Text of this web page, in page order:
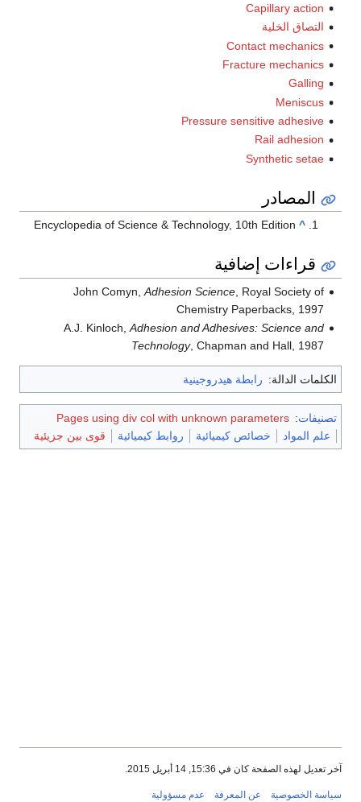
Capillary action
التصاق الخلية
Contact mechanics
Fracture mechanics
Galling
Meniscus
Pressure sensitive adhesive
Rail adhesion
Synthetic setae
المصادر
^
Encyclopedia of Science & Technology, 10th Edition
قراءات إضافية
John Comyn, Adhesion Science, Royal Society of
Chemistry Paperbacks, 1997
A.J. Kinloch,Adhesion and Adhesives: Science and
Technology, Chapman and Hall, 1987
الكلمات الدالة: رابطة هيدروجينية
تصنيفات:
Pages using div col with unknown parameters
علم المواد
خصائص كيميائية روابط كيميائية قوى بين جزيئية
آخر تعديل لهذه الصفحة كان في 15:36, 14 أبريل 2015.
سياسة الخصوصية عن المعرفة عدم مسؤولية